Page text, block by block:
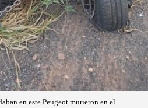
en este Peugeot murieron en el